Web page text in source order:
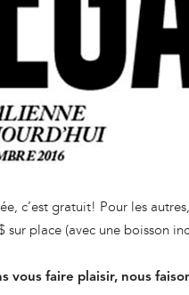
c’est gratuit! Pour les
sur place (avec une boisson
vous faire plaisir, nous